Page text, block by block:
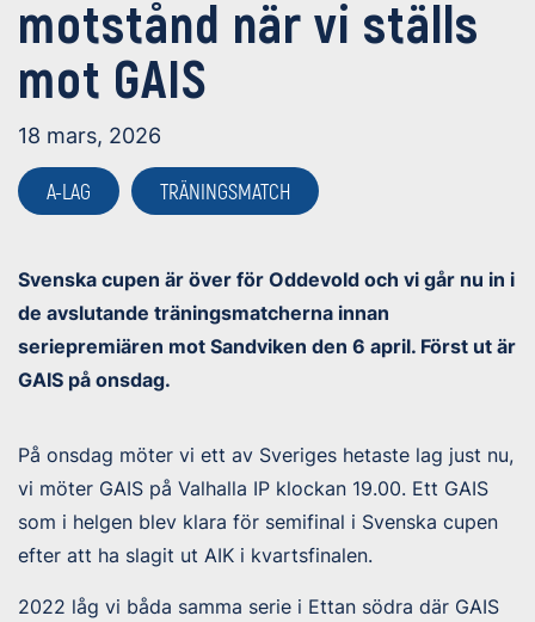
motstånd när vi ställs
mot GAIS
18 mars, 2026
A-LAG TRÄNINGSMATCH
Svenska cupen är över för Oddevold och vi går nu in i
de avslutande träningsmatcherna innan
seriepremiären mot Sandviken den 6 april. Först ut är
GAIS på onsdag.
På onsdag möter vi ett av Sveriges hetaste lag just nu,
vi möter GAIS på Valhalla IP klockan 19.00. Ett GAIS
som i helgen blev klara för semifinal i Svenska cupen
efter att ha slagit ut AIK i kvartsfinalen.
2022 låg vi båda samma serie i Ettan södra där GAIS